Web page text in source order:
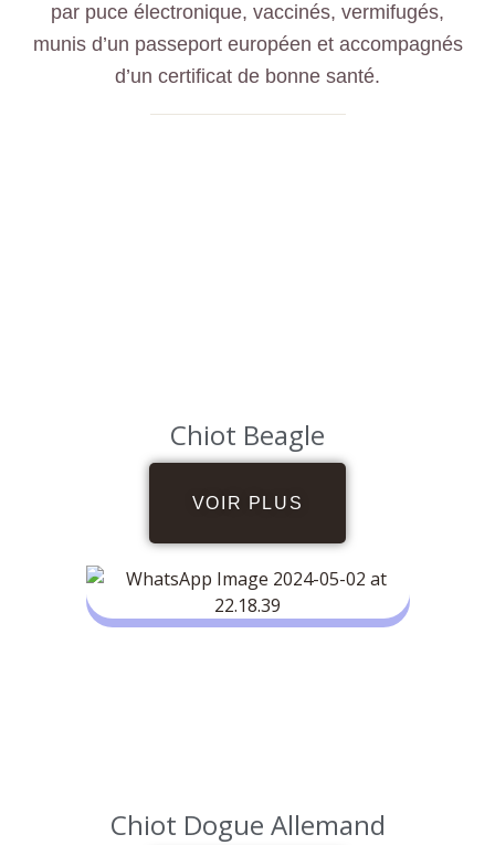
par puce électronique, vaccinés, vermifugés,
munis d’un passeport européen et accompagnés
d’un certificat de bonne santé.
Chiot Beagle
VOIR PLUS
Chiot Dogue Allemand